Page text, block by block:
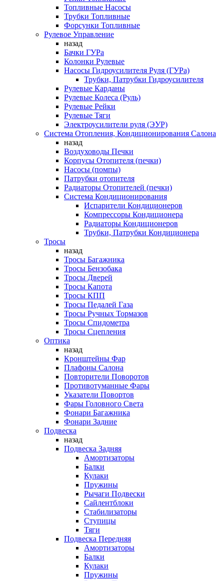
Топливные Насосы
Трубки Топливные
Форсунки Топливные
Рулевое Управление
назад
Бачки ГУРа
Колонки Рулевые
Насосы Гидроусилителя Руля (ГУРа)
Трубки, Патрубки Гидроусилителя
Рулевые Карданы
Рулевые Колеса (Руль)
Рулевые Рейки
Рулевые Тяги
Электроусилители руля (ЭУР)
Система Отопления, Кондиционирования Салона
назад
Воздуховоды Печки
Корпусы Отопителя (печки)
Насосы (помпы)
Патрубки отопителя
Радиаторы Отопителей (печки)
Система Кондиционирования
Испарители Кондиционеров
Компрессоры Кондиционера
Радиаторы Кондиционеров
Трубки, Патрубки Кондиционера
Тросы
назад
Тросы Багажника
Тросы Бензобака
Тросы Дверей
Тросы Капота
Тросы КПП
Тросы Педалей Газа
Тросы Ручных Тормазов
Тросы Спидометра
Тросы Сцепления
Оптика
назад
Кронштейны Фар
Плафоны Салона
Повторители Поворотов
Противотуманные Фары
Указатели Повортов
Фары Головного Света
Фонари Багажника
Фонари Задние
Подвеска
назад
Подвеска Задняя
Амортизаторы
Балки
Кулаки
Пружины
Рычаги Подвески
Сайлентблоки
Стабилизаторы
Ступицы
Тяги
Подвеска Передняя
Амортизаторы
Балки
Кулаки
Пружины